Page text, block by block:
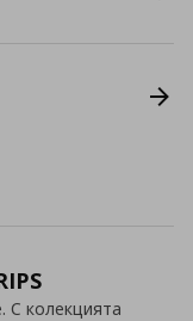
С колекцията